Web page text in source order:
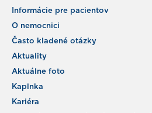
Informácie pre pacientov
O nemocnici
Často kladené otázky
Aktuality
Aktuálne foto
Kaplnka
Kariéra